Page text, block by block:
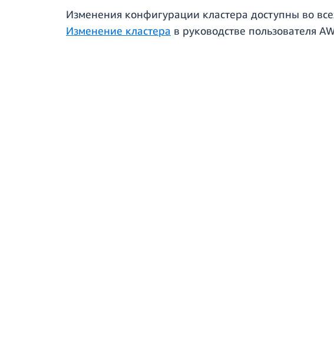
Изменения конфигурации кластера доступны во
Изменение кластера в руководстве пользователя